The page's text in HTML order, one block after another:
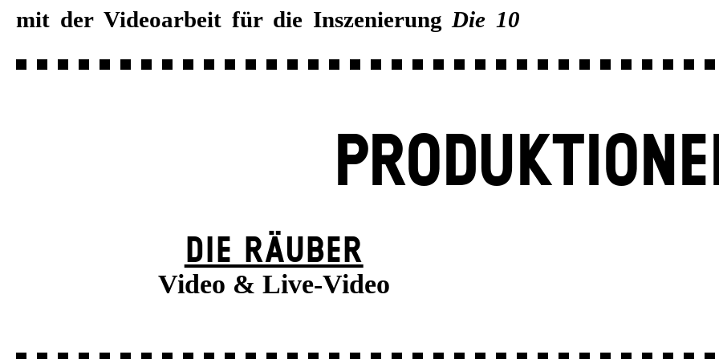
mit der Videoarbeit für die Inszenierung Die 10
DIE RÄUBER
Video & Live-Video